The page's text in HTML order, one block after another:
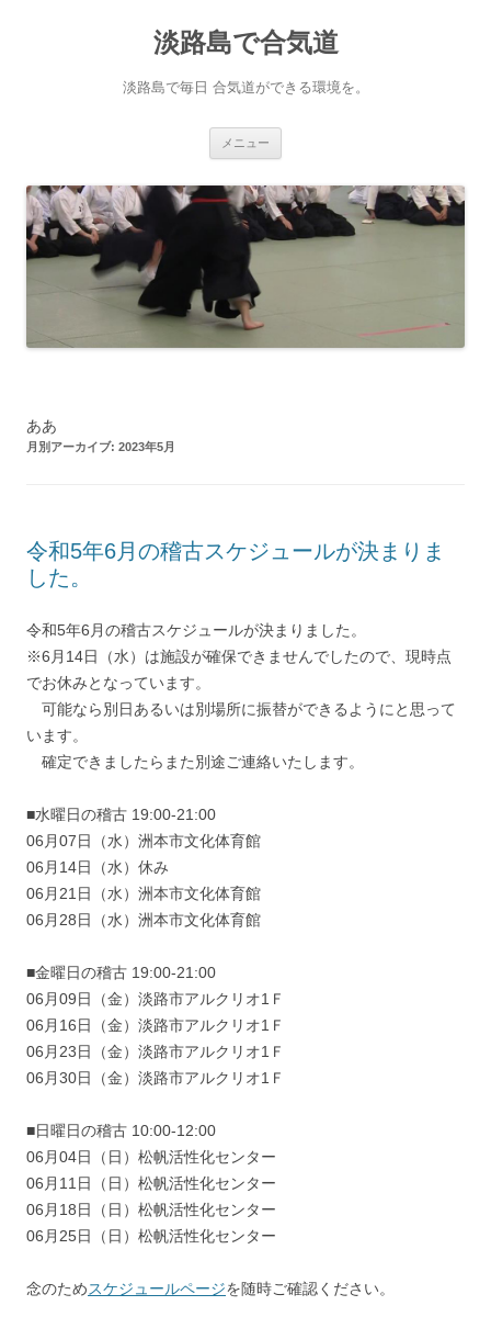
淡路島で合気道
淡路島で毎日 合気道ができる環境を。
メニュー
ああ
月別アーカイブ: 2023年5月
令和5年6月の稽古スケジュールが決まりま
した。
令和5年6月の稽古スケジュールが決まりました。
※6月14日（水）は施設が確保できませんでしたので、現時点
でお休みとなっています。
可能なら別日あるいは別場所に振替ができるようにと思って
います。
確定できましたらまた別途ご連絡いたします。
■水曜日の稽古 19:00-21:00
06月07日（水）洲本市文化体育館
06月14日（水）休み
06月21日（水）洲本市文化体育館
06月28日（水）洲本市文化体育館
■金曜日の稽古 19:00-21:00
06月09日（金）淡路市アルクリオ1Ｆ
06月16日（金）淡路市アルクリオ1Ｆ
06月23日（金）淡路市アルクリオ1Ｆ
06月30日（金）淡路市アルクリオ1Ｆ
■日曜日の稽古 10:00-12:00
06月04日（日）松帆活性化センター
06月11日（日）松帆活性化センター
06月18日（日）松帆活性化センター
06月25日（日）松帆活性化センター
念のためスケジュールページを随時ご確認ください。